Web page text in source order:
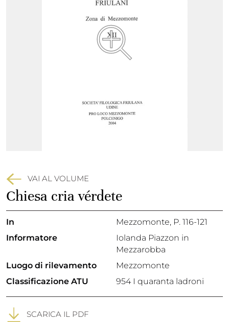
VAI AL VOLUME
Chiesa cria vérdete
In Mezzomonte, P. 116-121
Informatore
Iolanda Piazzon in
Mezzarobba
Luogo di rilevamento
Mezzomonte
Classificazione ATU
954 I quaranta ladroni
SCARICA IL PDF